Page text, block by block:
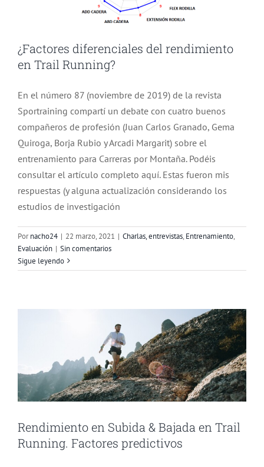
¿Factores diferenciales del rendimiento
en Trail Running?
En el número 87 (noviembre de 2019) de la revista
Sportraining compartí un debate con cuatro buenos
compañeros de profesión (Juan Carlos Granado, Gema
Quiroga, Borja Rubio y Arcadi Margarit) sobre el
entrenamiento para Carreras por Montaña. Podéis
consultar el artículo completo aquí. Estas fueron mis
respuestas (y alguna actualización considerando los
estudios de investigación
Pornacho24 | 22 marzo, 2021 | Charlas, entrevistas, Entrenamiento,
Evaluación | Sin comentarios
Sigue leyendoRendimiento en Subida & Bajada en
Rendimiento en Subida & Bajada en Trail
Running. Factores predictivos